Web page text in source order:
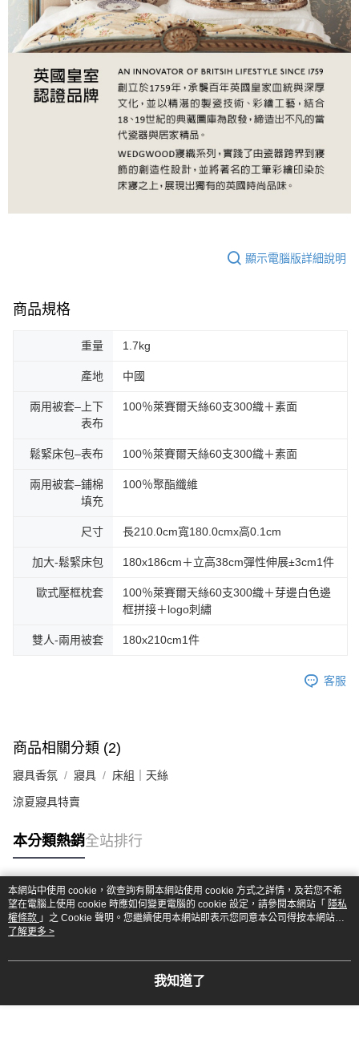
顯示電腦版詳細說明
商品規格
重量 1.7kg
產地 中國
兩用被套–上下
表布
100％萊賽爾天絲60支300織＋素面
鬆緊床包–表布 100％萊賽爾天絲60支300織＋素面
兩用被套–鋪棉
填充
100％聚酯纖維
尺寸 長210.0cm寬180.0cmx高0.1cm
加大-鬆緊床包 180x186cm＋立高38cm彈性伸展±3cm1件
歐式壓框枕套
100％萊賽爾天絲60支300織＋芽邊白色邊
框拼接＋logo刺繡
雙人-兩用被套 180x210cm1件
客服
商品相關分類 (2)
寢具香氛 寢具 床組｜天絲
涼夏寢具特賣
本分類熱銷全站排行
熱門標籤
本網站中使用 cookie，欲查詢有關本網站使用 cookie 方式之詳情，及若您不希
望在電腦上使用 cookie 時應如何變更電腦的 cookie 設定，請參閱本網站「 隱私
權條款 」之 Cookie 聲明。您繼續使用本網站即表示您同意本公司得按本網站使
用條款之 Cookie 聲明使用 cookie。
了解更多 >
我知道了